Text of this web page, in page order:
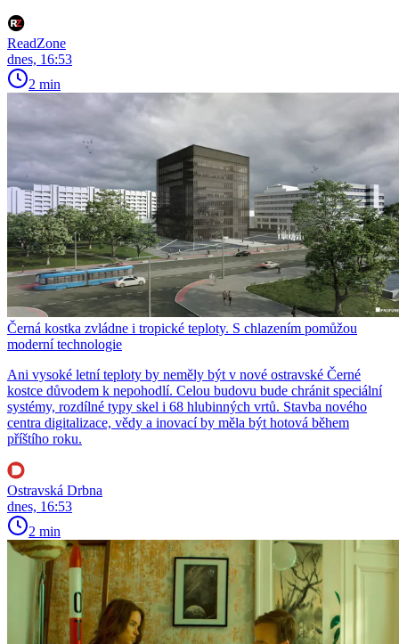
ReadZone
dnes, 16:53
2 min
Černá kostka zvládne i tropické teploty. S chlazením pomůžou
moderní technologie
Ani vysoké letní teploty by neměly být v nové ostravské Černé
kostce důvodem k nepohodlí. Celou budovu bude chránit speciální
systémy, rozdílné typy skel i 68 hlubinných vrtů. Stavba nového
centra digitalizace, vědy a inovací by měla být hotová během
příštího roku.
Ostravská Drbna
dnes, 16:53
2 min